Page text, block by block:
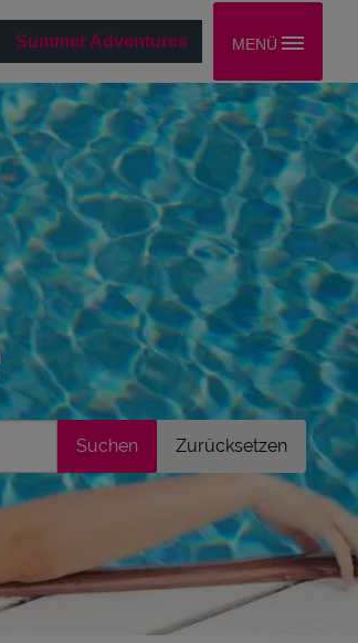
Summer Adventures MENÜ